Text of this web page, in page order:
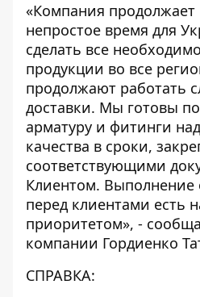
«Компания продолжает
непростое время для
сделать все
продукции во все
продолжают работать
доставки. Мы готовы
арматуру и фитинги
качества в сроки,
соответствующими
Клиентом. Выполнение
перед клиентами есть
приоритетом», -
компании Гордиенко
СПРАВКА: